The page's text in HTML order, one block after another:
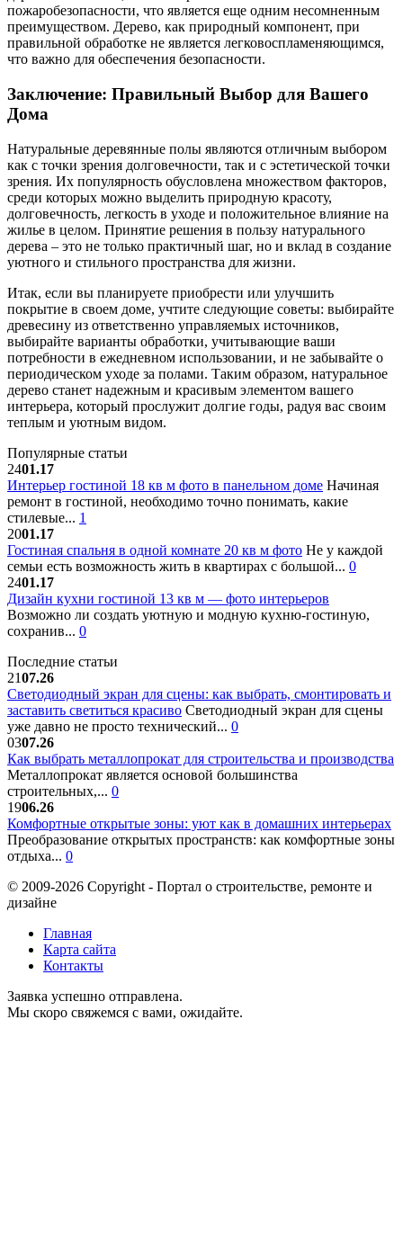
пожаробезопасности, что является еще одним несомненным
преимуществом. Дерево, как природный компонент, при
правильной обработке не является легковоспламеняющимся,
что важно для обеспечения безопасности.
Заключение: Правильный Выбор для Вашего
Дома
Натуральные деревянные полы являются отличным выбором
как с точки зрения долговечности, так и с эстетической точки
зрения. Их популярность обусловлена множеством факторов,
среди которых можно выделить природную красоту,
долговечность, легкость в уходе и положительное влияние на
жилье в целом. Принятие решения в пользу натурального
дерева – это не только практичный шаг, но и вклад в создание
уютного и стильного пространства для жизни.
Итак, если вы планируете приобрести или улучшить
покрытие в своем доме, учтите следующие советы: выбирайте
древесину из ответственно управляемых источников,
выбирайте варианты обработки, учитывающие ваши
потребности в ежедневном использовании, и не забывайте о
периодическом уходе за полами. Таким образом, натуральное
дерево станет надежным и красивым элементом вашего
интерьера, который прослужит долгие годы, радуя вас своим
теплым и уютным видом.
Популярные статьи
2401.17
Интерьер гостиной 18 кв м фото в панельном доме Начиная
ремонт в гостиной, необходимо точно понимать, какие
стилевые... 1
2001.17
Гостиная спальня в одной комнате 20 кв м фото Не у каждой
семьи есть возможность жить в квартирах с большой... 0
2401.17
Дизайн кухни гостиной 13 кв м — фото интерьеров
Возможно ли создать уютную и модную кухню-гостиную,
сохранив... 0
Последние статьи
2107.26
Светодиодный экран для сцены: как выбрать, смонтировать и
заставить светиться красиво Светодиодный экран для сцены
уже давно не просто технический... 0
0307.26
Как выбрать металлопрокат для строительства и производства
Металлопрокат является основой большинства
строительных,... 0
1906.26
Комфортные открытые зоны: уют как в домашних интерьерах
Преобразование открытых пространств: как комфортные зоны
отдыха... 0
© 2009-2026 Copyright - Портал о строительстве, ремонте и
дизайне
Главная
Карта сайта
Контакты
Заявка успешно отправлена.
Мы скоро свяжемся с вами, ожидайте.